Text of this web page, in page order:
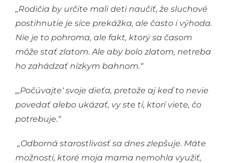
„Rodičia by určite mali deti naučiť, že sluchové
postihnutie je síce prekážka, ale často i výhoda.
Nie je to pohroma, ale fakt, ktorý sa časom
môže stať zlatom. Ale aby bolo zlatom, netreba
ho zahádzať nízkym bahnom.“
„,Počúvajte‘ svoje dieťa, pretože aj keď to nevie
povedať alebo ukázať, vy ste tí, ktorí viete, čo
potrebuje.“
„Odborná starostlivosť sa dnes zlepšuje. Máte
možnosti, ktoré moja mama nemohla využiť,